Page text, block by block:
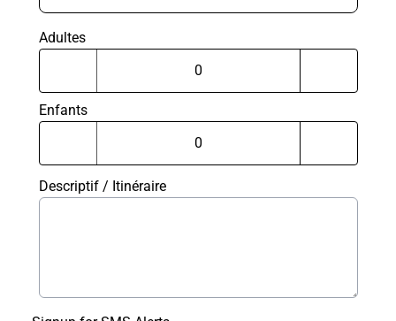
Adultes
Enfants
Descriptif / Itinéraire